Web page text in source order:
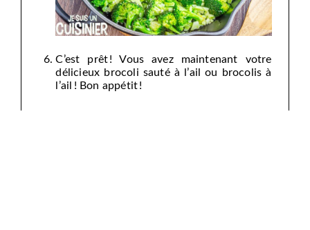
C’est prêt ! Vous avez maintenant votre
délicieux brocoli sauté à l’ail ou brocolis à
l’ail ! Bon appétit !